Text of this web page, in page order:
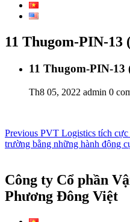
11 Thugom-PIN-
11 Thugom-PIN-
Th8 05, 2022 admin 0
Điều
hướng
viết
Previous Previous
post:
PVT Logistics tích
trường bằng những hành động
Công ty Cổ phần
Phương Đông Việt